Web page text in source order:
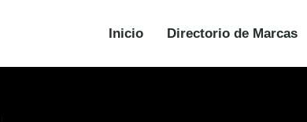
Inicio Directorio de Marcas